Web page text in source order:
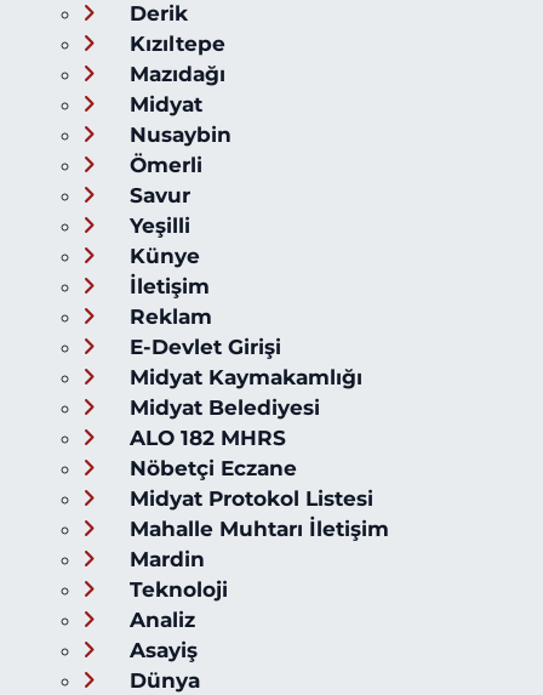
Derik
Kızıltepe
Mazıdağı
Midyat
Nusaybin
Ömerli
Savur
Yeşilli
Künye
İletişim
Reklam
E-Devlet Girişi
Midyat Kaymakamlığı
Midyat Belediyesi
ALO 182 MHRS
Nöbetçi Eczane
Midyat Protokol Listesi
Mahalle Muhtarı İletişim
Mardin
Teknoloji
Analiz
Asayiş
Dünya